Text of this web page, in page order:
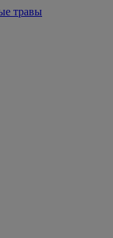
травы